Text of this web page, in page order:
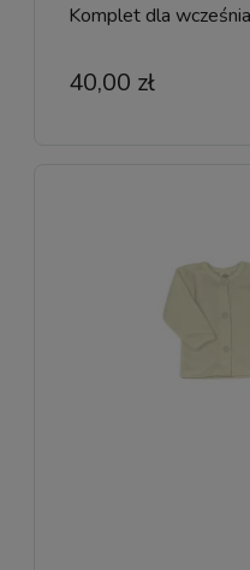
Komplet dla
40,00 zł